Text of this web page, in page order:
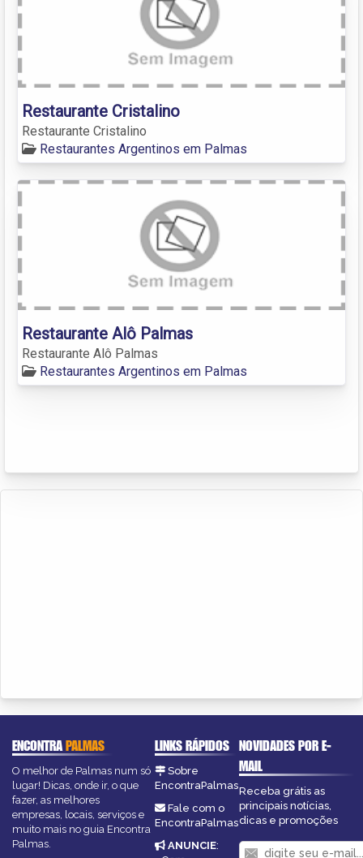
Restaurante Cristalino
Restaurante Cristalino
Restaurantes Argentinos em Palmas
Restaurante Alô Palmas
Restaurante Alô Palmas
Restaurantes Argentinos em Palmas
ENCONTRAPALMAS
O melhor de Palmas num só
lugar! Dicas, onde ir, o que
fazer, as melhores
empresas, locais, serviços e
muito mais no guia Encontra
Palmas.
LINKS RÁPIDOS
Sobre
EncontraPalmas
Fale com o
EncontraPalmas
ANUNCIE:
NOVIDADES POR E-
MAIL
Receba grátis as
principais notícias,
dicas e promoções